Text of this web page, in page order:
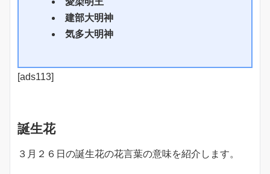
建部大明神
気多大明神
[ads113]
誕生花
３月２６日の誕生花の花言葉の意味を紹介します。